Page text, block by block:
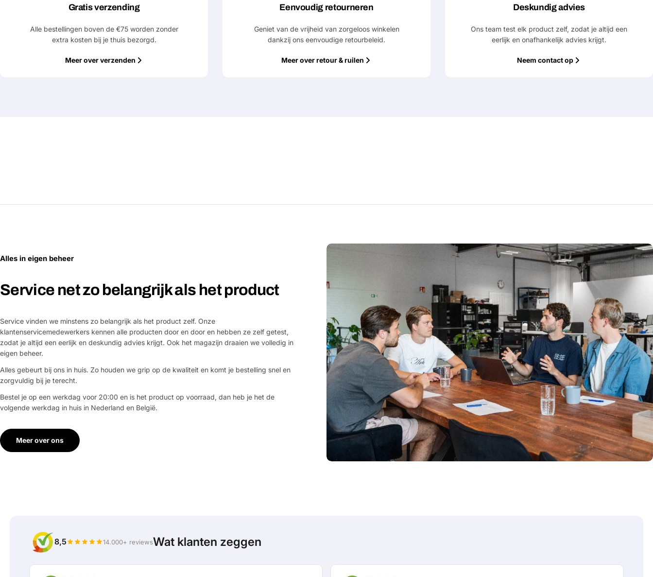
Gratis verzending
Alle bestellingen boven de €75 worden zonder
extra kosten bij je thuis bezorgd.
Meer over verzenden
Eenvoudig retourneren
Geniet van de vrijheid van zorgeloos winkelen
dankzij ons eenvoudige retourbeleid.
Meer over retour & ruilen
Deskundig advies
Ons team test elk product zelf, zodat je altijd een
eerlijk en onafhankelijk advies krijgt.
Neem contact op
Alles in eigen beheer
Service net zo belangrijk als het product
Service vinden we minstens zo belangrijk als het product zelf. Onze
klantenservicemedewerkers kennen alle producten door en door en hebben ze zelf getest,
zodat je altijd een eerlijk en deskundig advies krijgt. Ook het magazijn draaien we volledig in
eigen beheer.
Alles gebeurt bij ons in huis. Zo houden we grip op de kwaliteit en komt je bestelling snel en
zorgvuldig bij je terecht.
Bestel je op een werkdag voor 20:00 en is het product op voorraad, dan heb je het de
volgende werkdag in huis in Nederland en België.
Meer over ons
8,5 14.000+ reviewsWat klanten zeggen